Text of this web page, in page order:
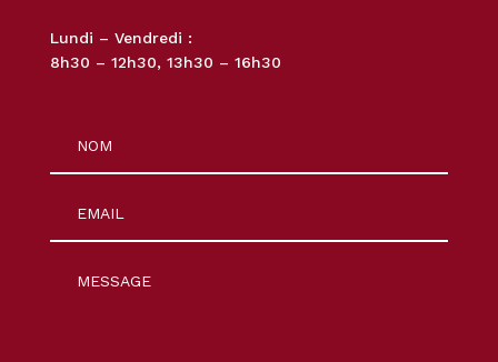
Lundi – Vendredi :
8h30 – 12h30, 13h30 – 16h30